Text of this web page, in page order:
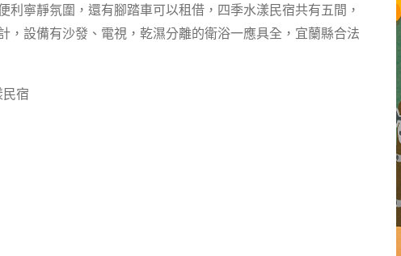
利寧靜氛圍，還有腳踏車可以租借，四季水漾民宿共有五間，
，設備有沙發、電視，乾濕分離的衛浴一應具全，宜蘭縣合法